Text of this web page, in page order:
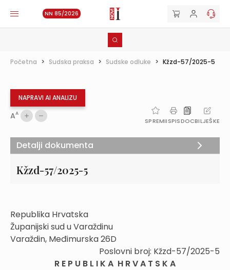
NN 85/2026
Početna > Sudska praksa > Sudske odluke > Kžzd-57/2025-5
NAPRAVI AI ANALIZU
AA
SPREMIISPISDOCBILJEŠKE
Kžzd-57/2025-5
Republika Hrvatska
Županijski sud u Varaždinu
Varaždin, Međimurska 26D
Poslovni broj: Kžzd-57/2025-5
R E P U B L I K A H R V A T S K A
Detalji dokumenta